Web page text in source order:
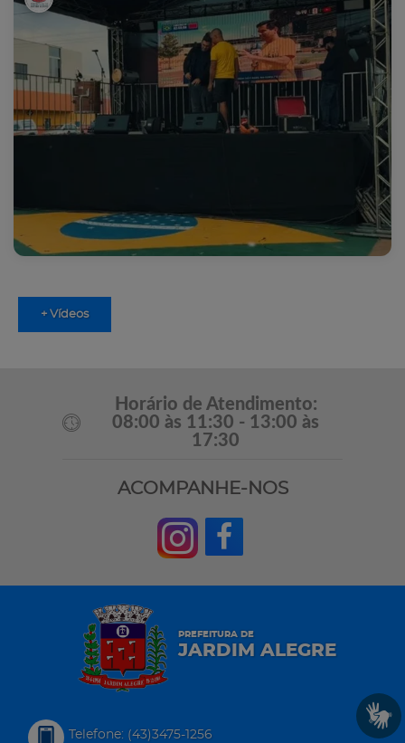
+ Vídeos
Horário de Atendimento:
08:00 às 11:30 - 13:00 às
17:30
ACOMPANHE-NOS
PREFEITURA DE
JARDIM ALEGRE
Telefone: (43)3475-1256